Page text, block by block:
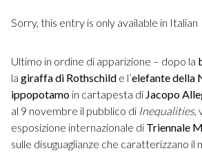
Sorry, this entry is only available in Italian
Ultimo in ordine di apparizione – dopo la
la giraffa di Rothschild e l’elefante della
ippopotamo in cartapesta di Jacopo
al 9 novembre il pubblico di Inequalities,
esposizione internazionale di Triennale
sulle disuguaglianze che caratterizzano il